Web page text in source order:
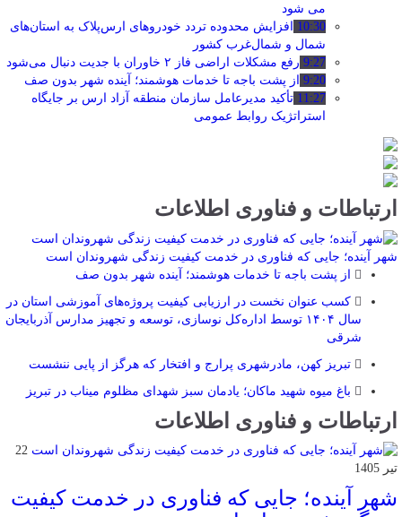
می شود
10:30
افزایش محدوده تردد خودروهای ارس‌پلاک به استان‌های
شمال و شمال‌غرب کشور
9:27 رفع مشکلات اراضی فاز ۲ خاوران با جدیت دنبال می‌شود
9:20 از پشت باجه تا خدمات هوشمند؛ آینده شهر بدون صف
11:27 تأکید مدیرعامل سازمان منطقه آزاد ارس بر جایگاه
استراتژیک روابط عمومی
ارتباطات و فناوری اطلاعات
شهر آینده؛ جایی که فناوری در خدمت کیفیت زندگی شهروندان است
از پشت باجه تا خدمات هوشمند؛ آینده شهر بدون صف
کسب عنوان نخست در ارزیابی کیفیت پروژه‌های آموزشی استان در
سال ۱۴۰۴ توسط اداره‌کل نوسازی، توسعه و تجهیز مدارس آذربایجان
شرقی
تبریز کهن، مادرشهری پرارج و افتخار که هرگز از پایی ننشست
باغ میوه شهید ماکان؛ یادمان سبز شهدای مظلوم میناب در تبریز
ارتباطات و فناوری اطلاعات
22
تیر 1405
شهر آینده؛ جایی که فناوری در خدمت کیفیت